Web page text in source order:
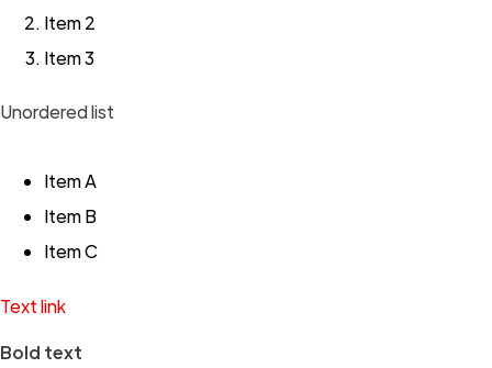
Item 2
Item 3
Unordered list
Item A
Item B
Item C
Text link
Bold text